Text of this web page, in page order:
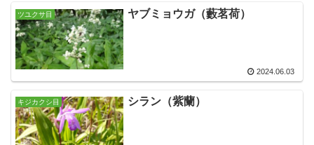
ツユクサ目 ヤブミョウガ（藪茗荷）
2024.06.03
キジカクシ目 シラン（紫蘭）